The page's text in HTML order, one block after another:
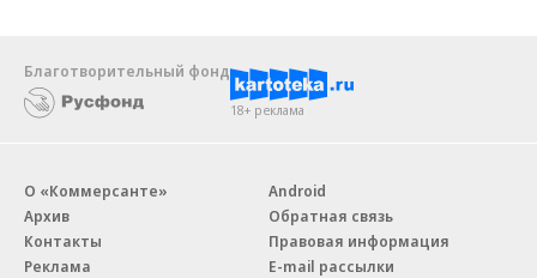
Благотворительный фонд
18+ реклама
О «Коммерсанте»
Архив
Контакты
Реклама
Android
Обратная связь
Правовая информация
E-mail рассылки